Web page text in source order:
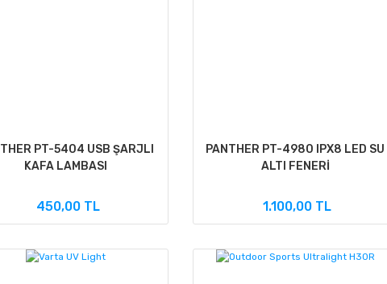
PT-5404 USB ŞARJLI
KAFA LAMBASI
450,00 TL
PANTHER PT-4980 IPX8 LED SU
ALTI FENERİ
1.100,00 TL